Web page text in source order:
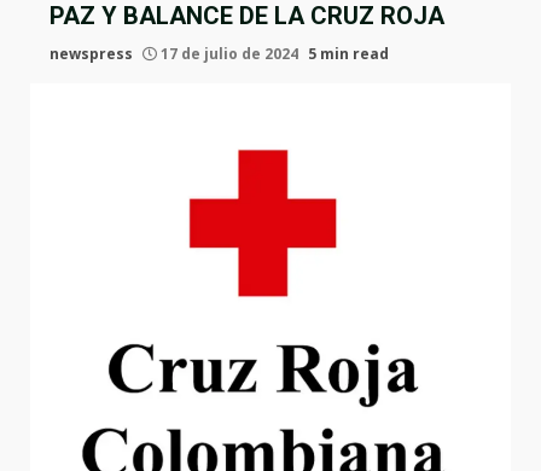
PAZ Y BALANCE DE LA CRUZ ROJA
newspress 17 de julio de 2024 5 min read